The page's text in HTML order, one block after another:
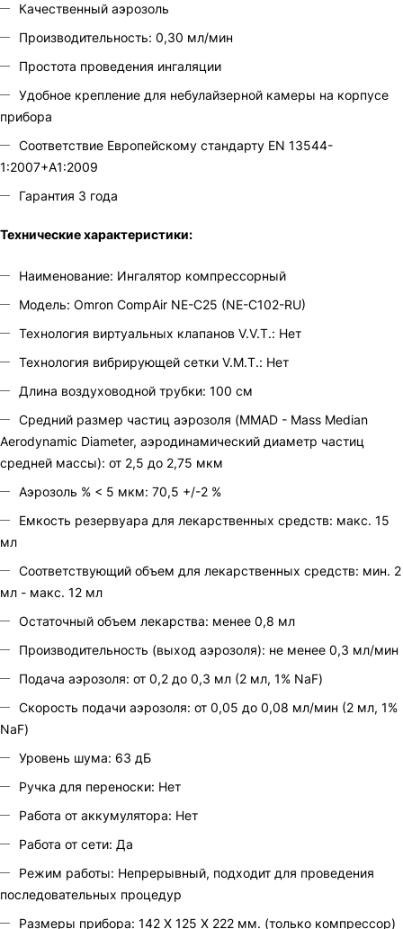
Качественный аэрозоль
Производительность: 0,30 мл/мин
Простота проведения ингаляции
Удобное крепление для небулайзерной камеры на корпусе
прибора
Соответствие Европейскому стандарту EN 13544-
1:2007+A1:2009
Гарантия 3 года
Технические характеристики:
Наименование: Ингалятор компрессорный
Модель: Omron CompAir NE-C25 (NE-C102-RU)
Технология виртуальных клапанов V.V.T.: Нет
Технология вибрирующей сетки V.M.T.: Нет
Длина воздуховодной трубки: 100 см
Средний размер частиц аэрозоля (MMAD - Mass Median
Aerodynamic Diameter, аэродинамический диаметр частиц
средней массы): от 2,5 до 2,75 мкм
Аэрозоль % < 5 мкм: 70,5 +/-2 %
Емкость резервуара для лекарственных средств: макс. 15
мл
Соответствующий объем для лекарственных средств: мин. 2
мл - макс. 12 мл
Остаточный объем лекарства: менее 0,8 мл
Производительность (выход аэрозоля): не менее 0,3 мл/мин
Подача аэрозоля: от 0,2 до 0,3 мл (2 мл, 1% NaF)
Скорость подачи аэрозоля: от 0,05 до 0,08 мл/мин (2 мл, 1%
NaF)
Уровень шума: 63 дБ
Ручка для переноски: Нет
Работа от аккумулятора: Нет
Работа от сети: Да
Режим работы: Непрерывный, подходит для проведения
последовательных процедур
Размеры прибора: 142 X 125 X 222 мм. (только компрессор)